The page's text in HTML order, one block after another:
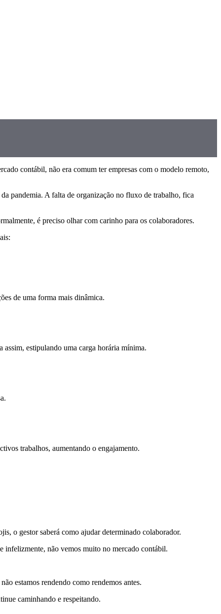
contábil, não era comum ter empresas com o modelo remoto,
pandemia. A falta de organização no fluxo de trabalho, fica
é preciso olhar com carinho para os colaboradores.
de uma forma mais dinâmica.
assim, estipulando uma carga horária mínima.
trabalhos, aumentando o engajamento.
o gestor saberá como ajudar determinado colaborador.
infelizmente, não vemos muito no mercado contábil.
estamos rendendo como rendemos antes.
caminhando e respeitando.